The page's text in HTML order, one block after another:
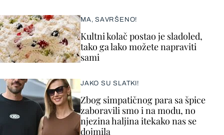
MA, SAVRŠENO!
Kultni kolač postao je sladoled,
tako ga lako možete napraviti
sami
JAKO SU SLATKI!
Zbog simpatičnog para sa špice
zaboravili smo i na modu, no
njezina haljina itekako nas se
dojmila